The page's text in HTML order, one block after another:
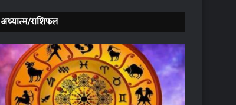
अध्यात्म/राशिफल